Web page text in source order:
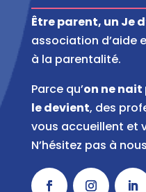
Être parent, un Je
association d’aide
à la parentalité.
Parce qu’on ne
le devient, des
vous accueillent et
N’hésitez pas à